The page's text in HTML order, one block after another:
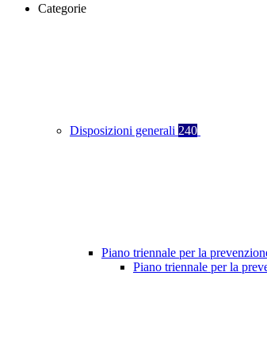
Categorie
Disposizioni generali 240
Piano triennale per la
Piano triennale per la